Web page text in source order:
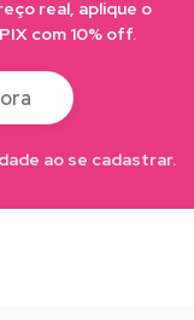
real, aplique o
com 10% off.
ao se cadastrar.